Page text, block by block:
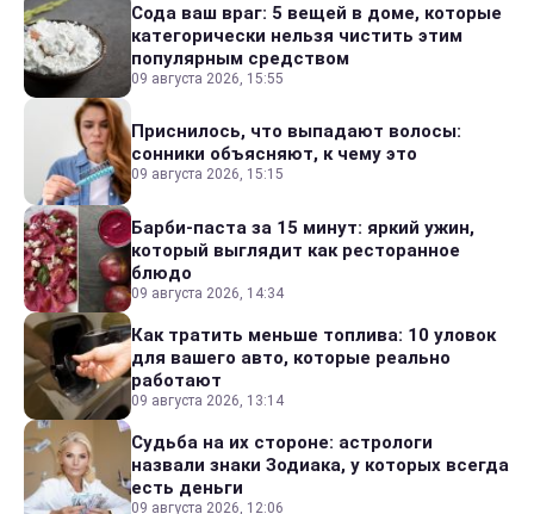
Сода ваш враг: 5 вещей в доме, которые
категорически нельзя чистить этим
популярным средством
09 августа 2026, 15:55
Приснилось, что выпадают волосы:
сонники объясняют, к чему это
09 августа 2026, 15:15
Барби-паста за 15 минут: яркий ужин,
который выглядит как ресторанное
блюдо
09 августа 2026, 14:34
Как тратить меньше топлива: 10 уловок
для вашего авто, которые реально
работают
09 августа 2026, 13:14
Судьба на их стороне: астрологи
назвали знаки Зодиака, у которых всегда
есть деньги
09 августа 2026, 12:06